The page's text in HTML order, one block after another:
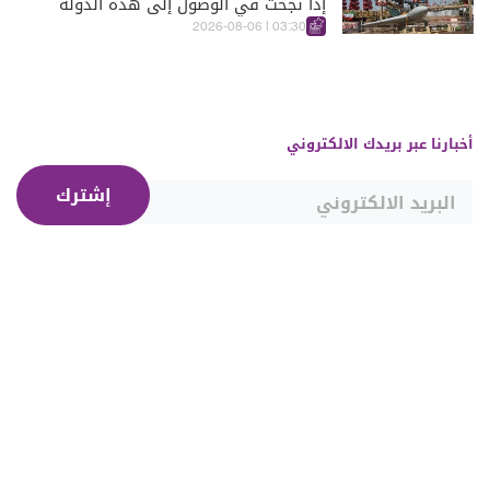
الآسيويّة
03:30 | 2026-08-06
أخبارنا عبر بريدك الالكتروني
إشترك